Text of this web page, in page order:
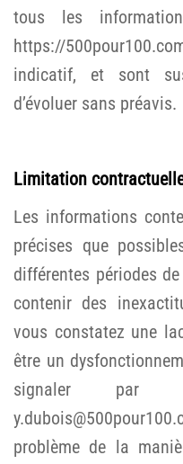
tous les
https://
indicatif, et sont
d’évoluer sans préavis.
Limitation
Les informations
précises que
différentes périodes
contenir des
vous constatez une
être un
signaler par
problème de la